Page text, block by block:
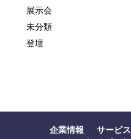
展示会
未分類
登壇
企業情報 サービス